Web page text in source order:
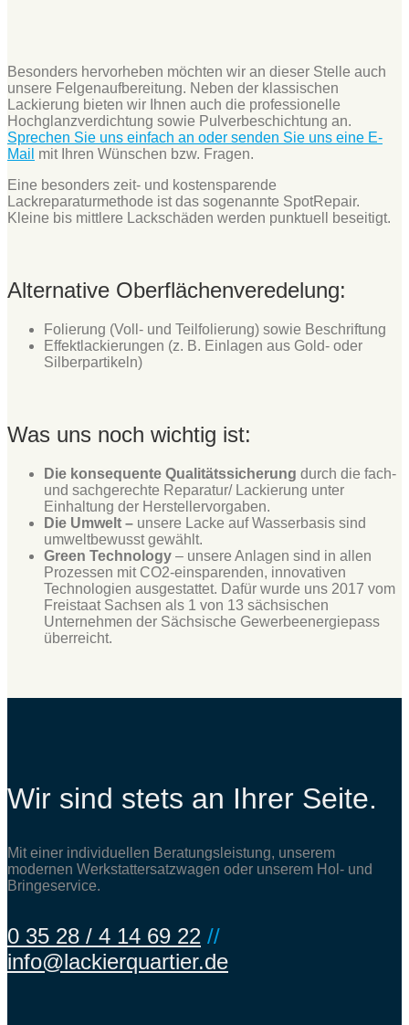
Besonders hervorheben möchten wir an dieser Stelle auch
unsere Felgenaufbereitung. Neben der klassischen
Lackierung bieten wir Ihnen auch die professionelle
Hochglanzverdichtung sowie Pulverbeschichtung an.
Sprechen Sie uns einfach an oder senden Sie uns eine E-
Mail mit Ihren Wünschen bzw. Fragen.
Eine besonders zeit- und kostensparende
Lackreparaturmethode ist das sogenannte SpotRepair.
Kleine bis mittlere Lackschäden werden punktuell beseitigt.
Alternative Oberflächenveredelung:
Folierung (Voll- und Teilfolierung) sowie Beschriftung
Effektlackierungen (z. B. Einlagen aus Gold- oder
Silberpartikeln)
Was uns noch wichtig ist:
Die konsequente Qualitätssicherung durch die fach-
und sachgerechte Reparatur/ Lackierung unter
Einhaltung der Herstellervorgaben.
Die Umwelt – unsere Lacke auf Wasserbasis sind
umweltbewusst gewählt.
Green Technology – unsere Anlagen sind in allen
Prozessen mit CO2-einsparenden, innovativen
Technologien ausgestattet. Dafür wurde uns 2017 vom
Freistaat Sachsen als 1 von 13 sächsischen
Unternehmen der Sächsische Gewerbeenergiepass
überreicht.
Wir sind stets an Ihrer Seite.
Mit einer individuellen Beratungsleistung, unserem
modernen Werkstattersatzwagen oder unserem Hol- und
Bringeservice.
0 35 28 / 4 14 69 22 //
info@lackierquartier.de